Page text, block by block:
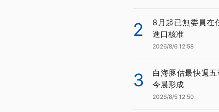
2
8月起已無委員在
進口核准
2026/8/6 12:58
3
白海豚估最快週
今晨形成
2026/8/5 12:50